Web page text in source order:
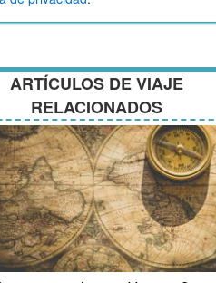
ARTÍCULOS DE VIAJE
RELACIONADOS